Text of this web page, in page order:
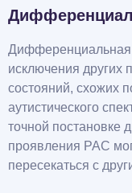
Дифференциальная
исключения других
состояний, схожих
аутистического
точной постановке
проявления РАС
пересекаться с